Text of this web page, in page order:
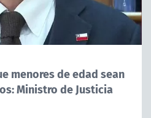
menores de edad sean
Ministro de Justicia